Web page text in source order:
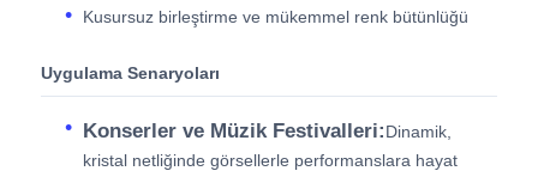
Kusursuz birleştirme ve mükemmel renk bütünlüğü
Uygulama Senaryoları
Konserler ve Müzik Festivalleri:Dinamik,
kristal netliğinde görsellerle performanslara hayat